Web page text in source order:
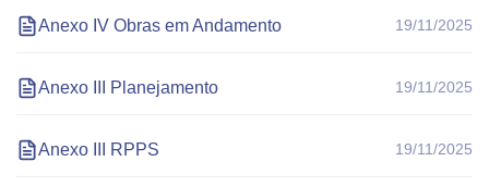
Anexo IV Obras em Andamento 19/11/2025
Anexo III Planejamento 19/11/2025
Anexo III RPPS 19/11/2025